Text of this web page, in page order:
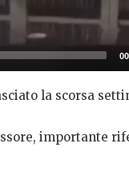
la scorsa
importante